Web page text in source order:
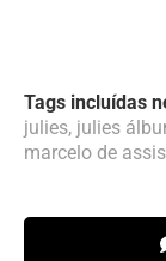
Tags incluídas
julies, julies
marcelo de assis